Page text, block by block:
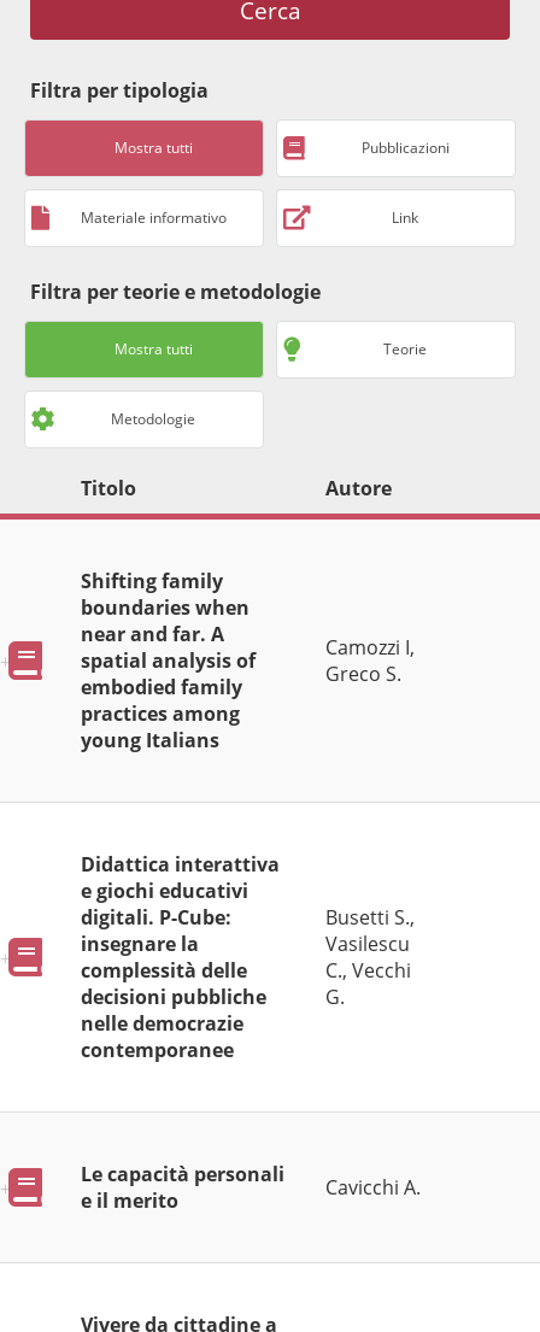
Cerca
Filtra per tipologia
Mostra tutti Pubblicazioni
Materiale informativo Link
Filtra per teorie e metodologie
Mostra tutti Teorie
Metodologie
Titolo Autore
Pubblicazioni
Shifting family
boundaries when
near and far. A
spatial analysis of
embodied family
practices among
young Italians
Camozzi I,
Greco S.
Pubblicazioni
Didattica interattiva
e giochi educativi
digitali. P-Cube:
insegnare la
complessità delle
decisioni pubbliche
nelle democrazie
contemporanee
Busetti S.,
Vasilescu
C., Vecchi
G.
Pubblicazioni
Le capacità personali
e il merito
Cavicchi A.
Vivere da cittadine a